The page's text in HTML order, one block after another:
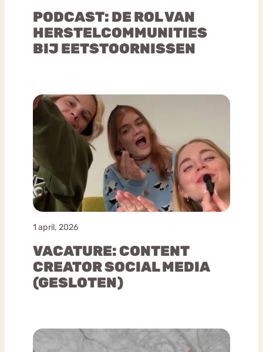
PODCAST: DE ROL VAN
HERSTELCOMMUNITIES
BIJ EETSTOORNISSEN
1 april, 2026
VACATURE: CONTENT
CREATOR SOCIAL MEDIA
(GESLOTEN)